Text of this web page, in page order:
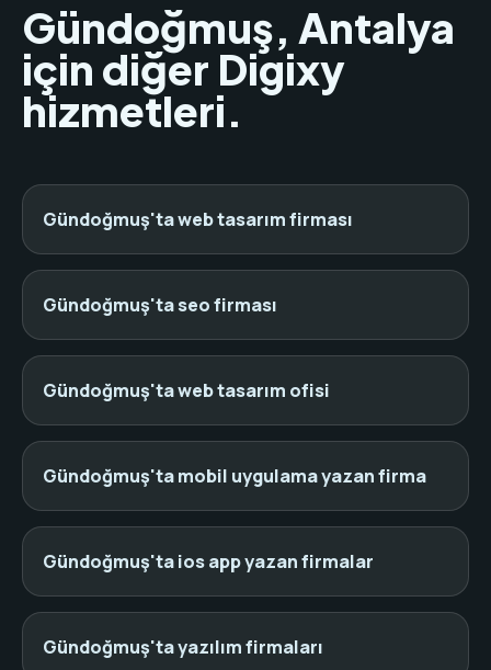
Gündoğmuş, Antalya
için diğer Digixy
hizmetleri.
Gündoğmuş'ta web tasarım firması
Gündoğmuş'ta seo firması
Gündoğmuş'ta web tasarım ofisi
Gündoğmuş'ta mobil uygulama yazan firma
Gündoğmuş'ta ios app yazan firmalar
Gündoğmuş'ta yazılım firmaları